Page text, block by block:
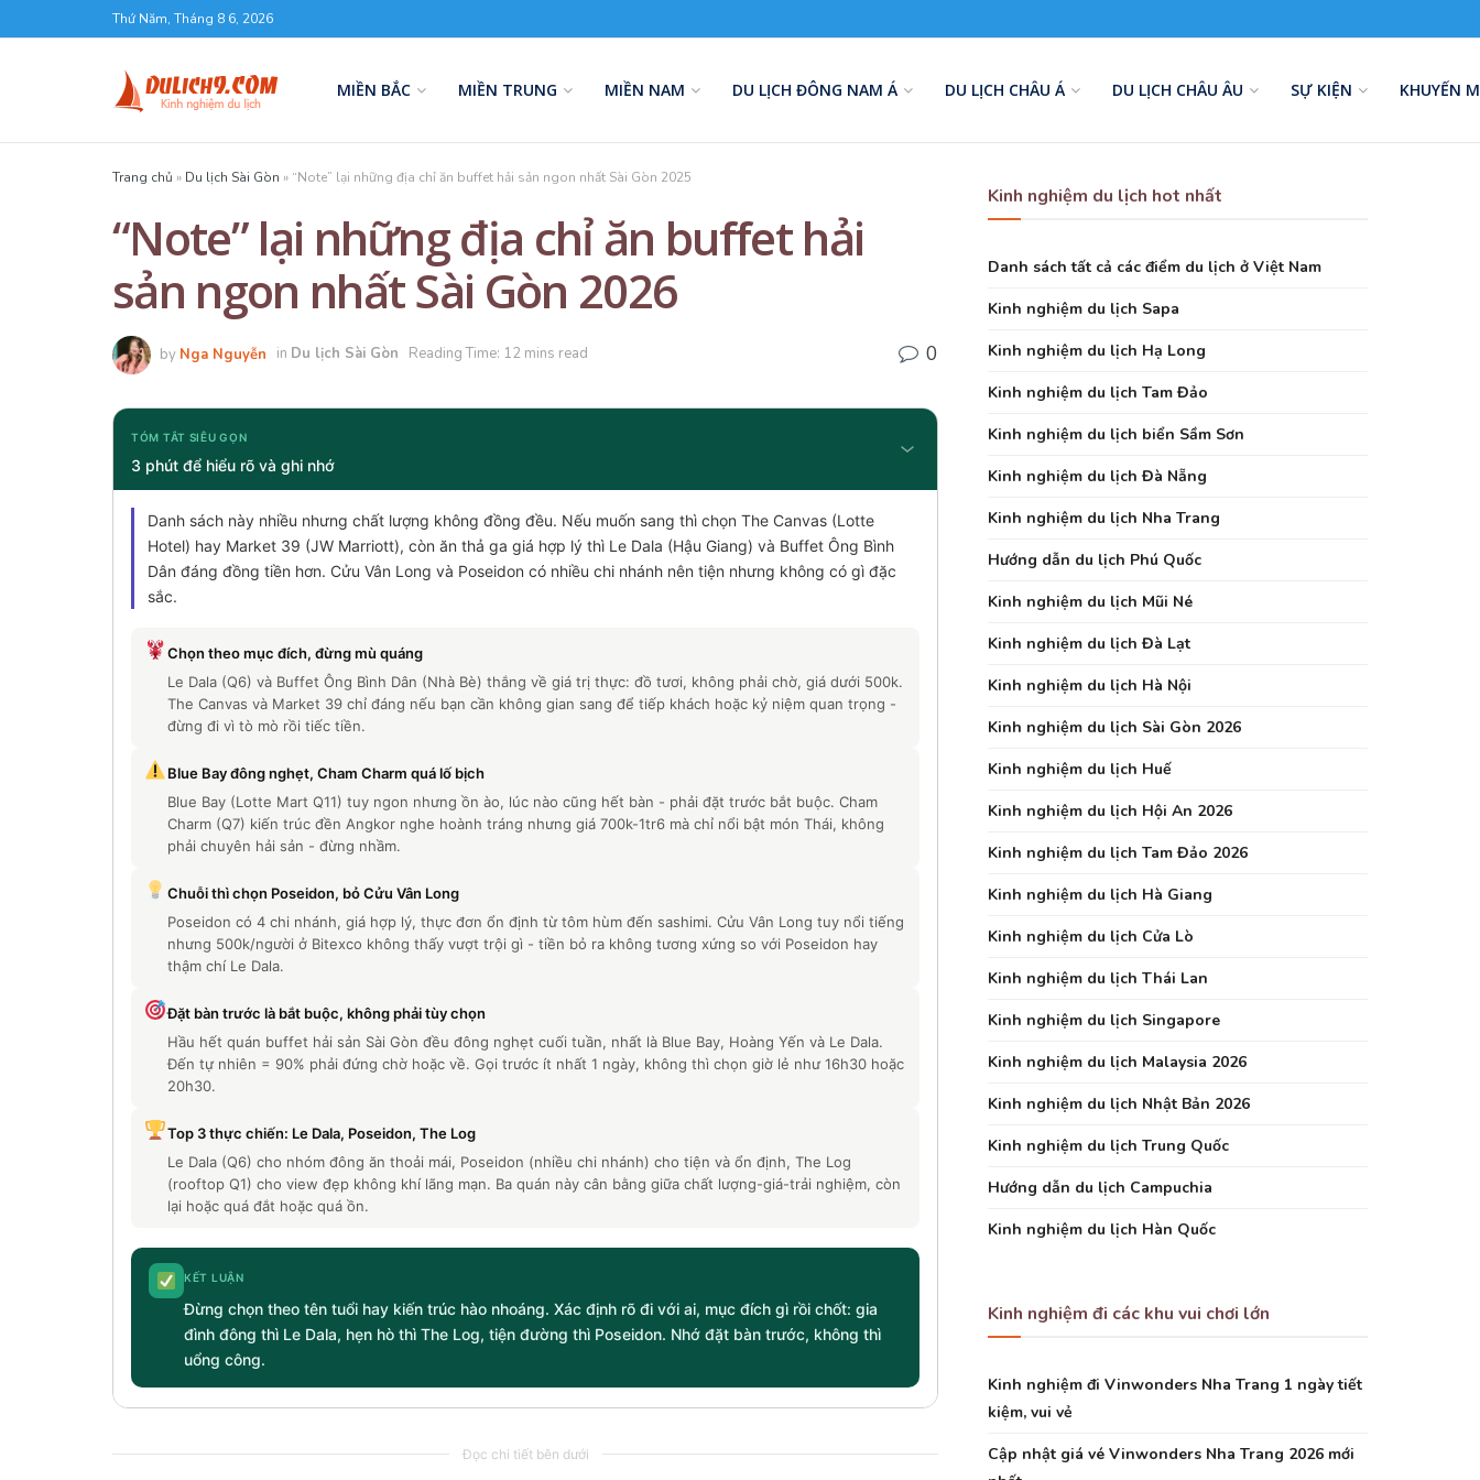
Thứ Năm, Tháng 8 6, 2026
MIỀN BẮC MIỀN TRUNG MIỀN NAM DU LỊCH ĐÔNG NAM Á DU LỊCH CHÂU Á DU LỊCH CHÂU ÂU SỰ KIỆN KHUYẾN
Trang chủ » Du lịch Sài Gòn » “Note” lại những địa chỉ ăn buffet hải sản ngon nhất Sài Gòn 2025
“Note” lại những địa chỉ ăn buffet hải
sản ngon nhất Sài Gòn 2026
by Nga Nguyễn in Du lịch Sài Gòn Reading Time: 12 mins read 0
TÓM TẮT SIÊU GỌN
3 phút để hiểu rõ và ghi nhớ
Danh sách này nhiều nhưng chất lượng không đồng đều. Nếu muốn sang thì chọn The Canvas (Lotte
Hotel) hay Market 39 (JW Marriott), còn ăn thả ga giá hợp lý thì Le Dala (Hậu Giang) và Buffet Ông Bình
Dân đáng đồng tiền hơn. Cửu Vân Long và Poseidon có nhiều chi nhánh nên tiện nhưng không có gì đặc
sắc.
Chọn theo mục đích, đừng mù quáng
Le Dala (Q6) và Buffet Ông Bình Dân (Nhà Bè) thắng về giá trị thực: đồ tươi, không phải chờ, giá dưới 500k.
The Canvas và Market 39 chỉ đáng nếu bạn cần không gian sang để tiếp khách hoặc kỷ niệm quan trọng -
đừng đi vì tò mò rồi tiếc tiền.
Blue Bay đông nghẹt, Cham Charm quá lố bịch
Blue Bay (Lotte Mart Q11) tuy ngon nhưng ồn ào, lúc nào cũng hết bàn - phải đặt trước bắt buộc. Cham
Charm (Q7) kiến trúc đền Angkor nghe hoành tráng nhưng giá 700k-1tr6 mà chỉ nổi bật món Thái, không
phải chuyên hải sản - đừng nhầm.
Chuỗi thì chọn Poseidon, bỏ Cửu Vân Long
Poseidon có 4 chi nhánh, giá hợp lý, thực đơn ổn định từ tôm hùm đến sashimi. Cửu Vân Long tuy nổi tiếng
nhưng 500k/người ở Bitexco không thấy vượt trội gì - tiền bỏ ra không tương xứng so với Poseidon hay
thậm chí Le Dala.
Đặt bàn trước là bắt buộc, không phải tùy chọn
Hầu hết quán buffet hải sản Sài Gòn đều đông nghẹt cuối tuần, nhất là Blue Bay, Hoàng Yến và Le Dala.
Đến tự nhiên = 90% phải đứng chờ hoặc về. Gọi trước ít nhất 1 ngày, không thì chọn giờ lẻ như 16h30 hoặc
20h30.
Top 3 thực chiến: Le Dala, Poseidon, The Log
Le Dala (Q6) cho nhóm đông ăn thoải mái, Poseidon (nhiều chi nhánh) cho tiện và ổn định, The Log
(rooftop Q1) cho view đẹp không khí lãng mạn. Ba quán này cân bằng giữa chất lượng-giá-trải nghiệm, còn
lại hoặc quá đắt hoặc quá ồn.
KẾT LUẬN
Đừng chọn theo tên tuổi hay kiến trúc hào nhoáng. Xác định rõ đi với ai, mục đích gì rồi chốt: gia
đình đông thì Le Dala, hẹn hò thì The Log, tiện đường thì Poseidon. Nhớ đặt bàn trước, không thì
uổng công.
Đọc chi tiết bên dưới
Kinh nghiệm du lịch hot nhất
Danh sách tất cả các điểm du lịch ở Việt Nam
Kinh nghiệm du lịch Sapa
Kinh nghiệm du lịch Hạ Long
Kinh nghiệm du lịch Tam Đảo
Kinh nghiệm du lịch biển Sầm Sơn
Kinh nghiệm du lịch Đà Nẵng
Kinh nghiệm du lịch Nha Trang
Hướng dẫn du lịch Phú Quốc
Kinh nghiệm du lịch Mũi Né
Kinh nghiệm du lịch Đà Lạt
Kinh nghiệm du lịch Hà Nội
Kinh nghiệm du lịch Sài Gòn 2026
Kinh nghiệm du lịch Huế
Kinh nghiệm du lịch Hội An 2026
Kinh nghiệm du lịch Tam Đảo 2026
Kinh nghiệm du lịch Hà Giang
Kinh nghiệm du lịch Cửa Lò
Kinh nghiệm du lịch Thái Lan
Kinh nghiệm du lịch Singapore
Kinh nghiệm du lịch Malaysia 2026
Kinh nghiệm du lịch Nhật Bản 2026
Kinh nghiệm du lịch Trung Quốc
Hướng dẫn du lịch Campuchia
Kinh nghiệm du lịch Hàn Quốc
Kinh nghiệm đi các khu vui chơi lớn
Kinh nghiệm đi Vinwonders Nha Trang 1 ngày tiết
kiệm, vui vẻ
Cập nhật giá vé Vinwonders Nha Trang 2026 mới